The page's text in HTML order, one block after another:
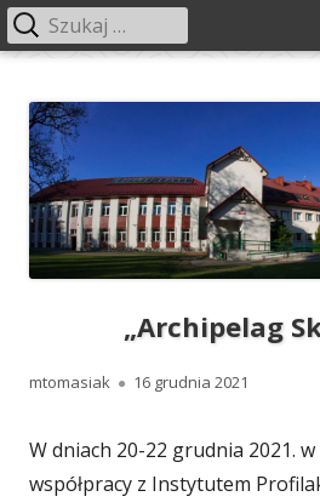
treści
Świebockiego
Menu
Szukaj:
„Archipelag
Autor
mtomasiak Opublikowano
16 grudnia 2021
W dniach 20-22 grudnia 2021.
współpracy z Instytutem